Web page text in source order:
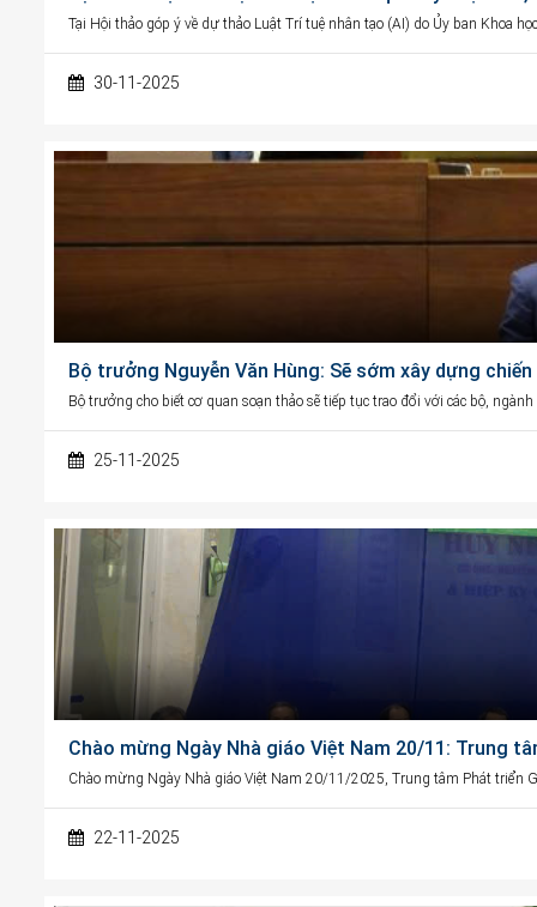
Tại Hội thảo góp ý về dự thảo Luật Trí tuệ nhân tạo (AI) do Ủy ban Khoa
30-11-2025
Bộ trưởng Nguyễn Văn Hùng: Sẽ sớm xây dựng
Bộ trưởng cho biết cơ quan soạn thảo sẽ tiếp tục trao đổi với các bộ,
25-11-2025
Chào mừng Ngày Nhà giáo Việt Nam 20/11: Trung
Chào mừng Ngày Nhà giáo Việt Nam 20/11/2025, Trung tâm Phát triển
22-11-2025